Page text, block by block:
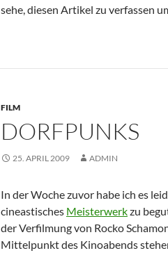
sehe, diesen Artikel zu verfassen
FILM
DORFPUNKS
25. APRIL 2009 ADMIN
In der Woche zuvor habe ich es
cineastisches Meisterwerkzu
der Verfilmung von Rocko
Mittelpunkt des Kinoabends